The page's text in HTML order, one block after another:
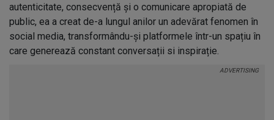
autenticitate, consecvență și o comunicare apropiată de
public, ea a creat de-a lungul anilor un adevărat fenomen în
social media, transformându-și platformele într-un spațiu în
care generează constant conversații si inspirație.